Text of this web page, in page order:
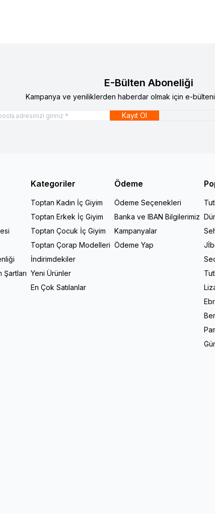
E-Bülten Aboneliği
Kampanya ve yeniliklerden haberdar olmak için e-
Kayıt Ol
Şartları
Kategoriler
Toptan Kadın İç Giyim
Toptan Erkek İç Giyim
Toptan Çocuk İç Giyim
Toptan Çorap Modelleri
İndirimdekiler
Yeni Ürünler
En Çok Satılanlar
Ödeme
Ödeme Seçenekleri
Banka ve IBAN Bilgilerimiz
Kampanyalar
Ödeme Yap